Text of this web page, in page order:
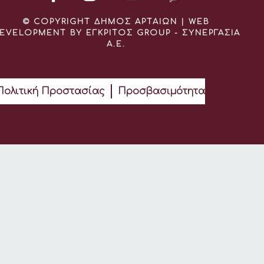
© COPYRIGHT ΔΗΜΟΣ ΑΡΤΑΙΩΝ | WEB
BY ΕΓΚΡΙΤΟΣ GROUP - ΣΥΝΕΡΓΑΣΙΑ
Α.Ε.
Πολιτική Προστασίας Προσβασιμότητα